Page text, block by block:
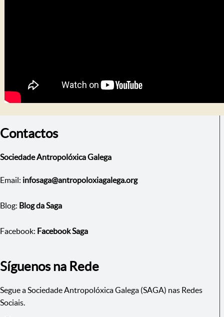
Contactos
Sociedade Antropolóxica Galega
Email: infosaga@antropoloxiagalega.org
Blog: Blog da Saga
Facebook: Facebook Saga
Síguenos na Rede
Segue a Sociedade Antropolóxica Galega (SAGA) nas Redes
Sociais.